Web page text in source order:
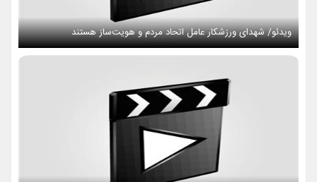
ویدئو/ شهدای ورزشکار عامل اتحاد مردم و هویت‌ساز هستند